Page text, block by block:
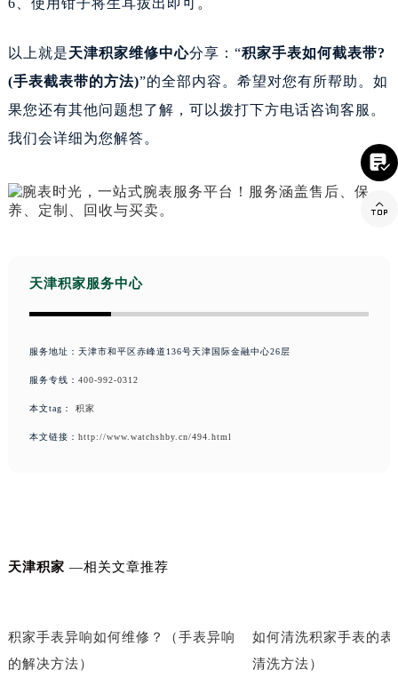
以上就是天津积家维修中心分享：“积家手表如何截表带?
(手表截表带的方法)”的全部内容。希望对您有所帮助。如
果您还有其他问题想了解，可以拨打下方电话咨询客服。
我们会详细为您解答。
天津积家服务中心
服务地址：天津市和平区赤峰道136号天津国际金融中心26层
服务专线： 400-992-0312
本文tag： 积家
本文链接： http://www.watchshby.cn/494.html
天津积家 —相关文章推荐
积家手表异响如何维修？（手表异响
的解决方法）
如何清洗积家手表的
清洗方法）

